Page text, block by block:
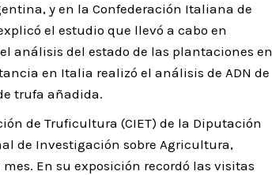
y en la Confederación Italiana de
el estudio que llevó a cabo en
análisis del estado de las plantaciones en
en Italia realizó el análisis de ADN de
trufa añadida.
de Truficultura (CIET) de la Diputación
de Investigación sobre Agricultura,
En su exposición recordó las visitas